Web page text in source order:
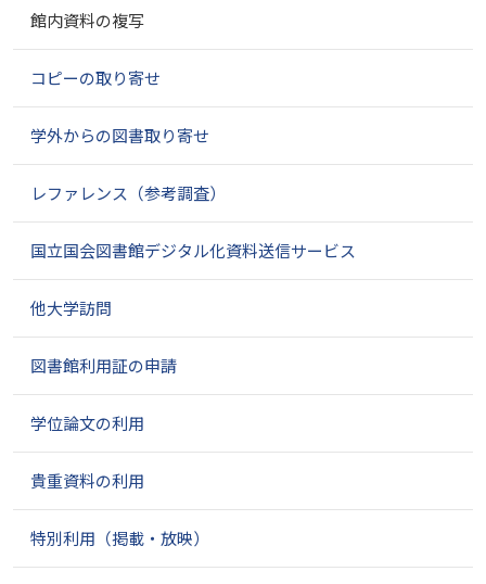
館内資料の複写
コピーの取り寄せ
学外からの図書取り寄せ
レファレンス（参考調査）
国立国会図書館デジタル化資料送信サービス
他大学訪問
図書館利用証の申請
学位論文の利用
貴重資料の利用
特別利用（掲載・放映）